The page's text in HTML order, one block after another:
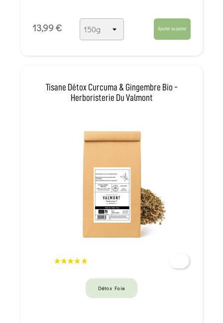
13,99 € Ajouter au panier
Tisane Détox Curcuma & Gingembre Bio -
Herboristerie Du Valmont
Détox Foie